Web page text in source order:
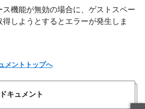
メントトップへ
キュメント
ス機能が無効の場合に、ゲストスペー
得しようとするとエラーが発生しま